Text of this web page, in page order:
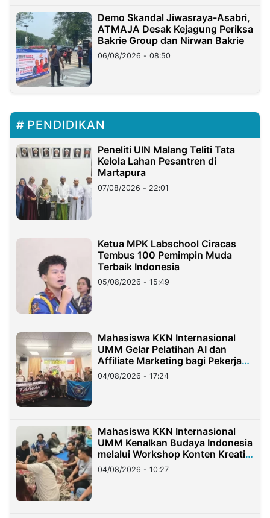
Demo Skandal Jiwasraya-Asabri,
ATMAJA Desak Kejagung Periksa
Bakrie Group dan Nirwan Bakrie
06/08/2026 - 08:50
PENDIDIKAN
Peneliti UIN Malang Teliti Tata
Kelola Lahan Pesantren di
Martapura
07/08/2026 - 22:01
Ketua MPK Labschool Ciracas
Tembus 100 Pemimpin Muda
Terbaik Indonesia
05/08/2026 - 15:49
Mahasiswa KKN Internasional
UMM Gelar Pelatihan AI dan
Affiliate Marketing bagi Pekerja
Migran Indonesia di Taiwan
04/08/2026 - 17:24
Mahasiswa KKN Internasional
UMM Kenalkan Budaya Indonesia
melalui Workshop Konten Kreatif
di Taiwan
04/08/2026 - 10:27